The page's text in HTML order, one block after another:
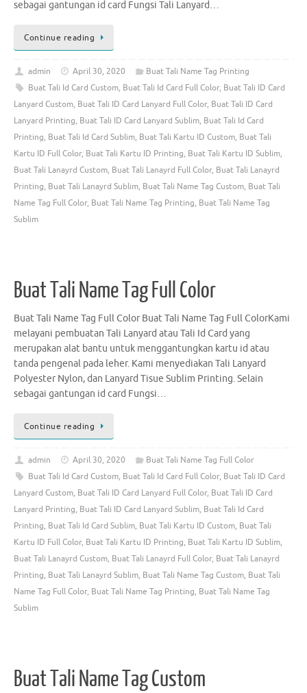
sebagai gantungan id card Fungsi Tali Lanyard…
Continue reading
admin April 30, 2020
Buat Tali Name Tag Printing
Buat Tali Id Card Custom, Buat Tali Id Card Full Color, Buat Tali ID Card
Lanyard Custom, Buat Tali ID Card Lanyard Full Color, Buat Tali ID Card
Lanyard Printing, Buat Tali ID Card Lanyard Sublim, Buat Tali Id Card
Printing, Buat Tali Id Card Sublim, Buat Tali Kartu ID Custom, Buat Tali
Kartu ID Full Color, Buat Tali Kartu ID Printing, Buat Tali Kartu ID Sublim,
Buat Tali Lanayrd Custom, Buat Tali Lanayrd Full Color, Buat Tali Lanayrd
Printing, Buat Tali Lanayrd Sublim, Buat Tali Name Tag Custom, Buat Tali
Name Tag Full Color, Buat Tali Name Tag Printing, Buat Tali Name Tag
Sublim
Buat Tali Name Tag Full Color
Buat Tali Name Tag Full Color Buat Tali Name Tag Full ColorKami
melayani pembuatan Tali Lanyard atau Tali Id Card yang
merupakan alat bantu untuk menggantungkan kartu id atau
tanda pengenal pada leher. Kami menyediakan Tali Lanyard
Polyester Nylon, dan Lanyard Tisue Sublim Printing. Selain
sebagai gantungan id card Fungsi…
Continue reading
admin April 30, 2020
Buat Tali Name Tag Full Color
Buat Tali Id Card Custom, Buat Tali Id Card Full Color, Buat Tali ID Card
Lanyard Custom, Buat Tali ID Card Lanyard Full Color, Buat Tali ID Card
Lanyard Printing, Buat Tali ID Card Lanyard Sublim, Buat Tali Id Card
Printing, Buat Tali Id Card Sublim, Buat Tali Kartu ID Custom, Buat Tali
Kartu ID Full Color, Buat Tali Kartu ID Printing, Buat Tali Kartu ID Sublim,
Buat Tali Lanayrd Custom, Buat Tali Lanayrd Full Color, Buat Tali Lanayrd
Printing, Buat Tali Lanayrd Sublim, Buat Tali Name Tag Custom, Buat Tali
Name Tag Full Color, Buat Tali Name Tag Printing, Buat Tali Name Tag
Sublim
Buat Tali Name Tag Custom